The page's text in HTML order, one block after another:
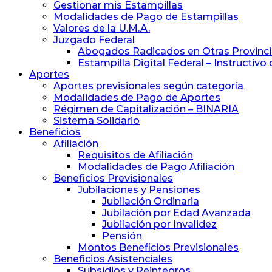
Previsión
Procuradores
Gestionar mis Estampillas
Modalidades de Pago de Estampillas
Valores de la U.M.A.
Juzgado Federal
Abogados Radicados en Otras
Estampilla Digital Federal – Instructivo
Aportes
Aportes previsionales según categoría
Modalidades de Pago de Aportes
Régimen de Capitalización – BINARIA
Sistema Solidario
Beneficios
Afiliación
Requisitos de Afiliación
Modalidades de Pago Afiliación
Beneficios Previsionales
Jubilaciones y Pensiones
Jubilación Ordinaria
Jubilación por Edad Avanzada
Jubilación por Invalidez
Pensión
Montos Beneficios Previsionales
Beneficios Asistenciales